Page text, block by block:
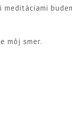
meditáciami
môj smer.